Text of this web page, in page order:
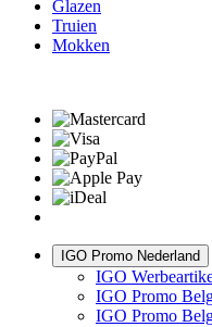
Glazen
Truien
Mokken
IGO Promo Nederland
IGO
IGO Promo
IGO Promo